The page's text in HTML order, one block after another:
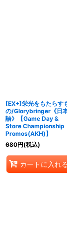
[EX+]栄光をもたらす
の/Glorybringer《日
語》【Game Day &
Store Championship
Promos(AKH)】
680円(税込)
カートに入れ